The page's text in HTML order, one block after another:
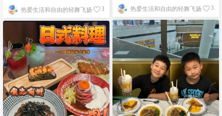
热爱生活和自由的轻舞飞扬 3
热爱生活和自由的轻舞飞扬 3